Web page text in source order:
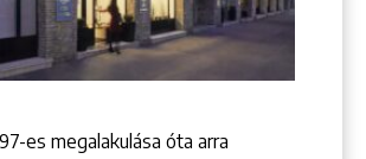
­es megalakulása óta arra